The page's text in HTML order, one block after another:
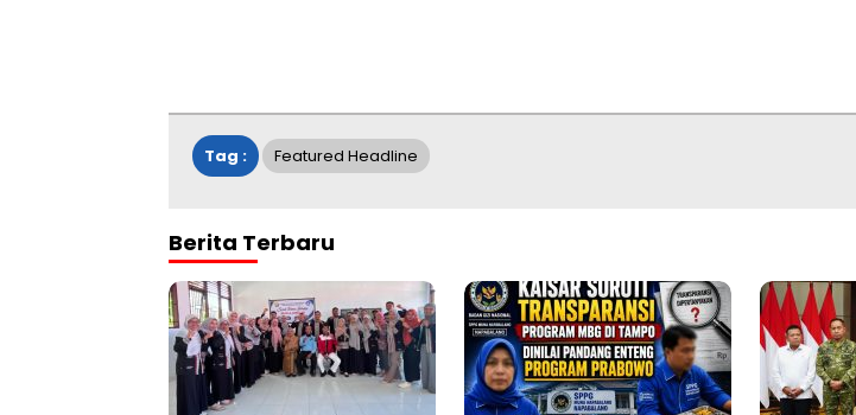
Tag : Featured Headline
Berita Terbaru